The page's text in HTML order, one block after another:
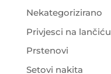
Nekategorizirano
Privjesci na lančiću
Prstenovi
Setovi nakita